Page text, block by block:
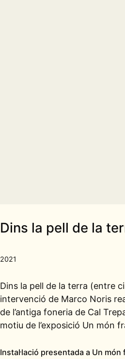
Dins la pell de la
2021
Dins la pell de la terra (entre
intervenció de Marco Noris
de l’antiga foneria de Cal
motiu de l’exposició Un món
Instal·lació presentada a Un